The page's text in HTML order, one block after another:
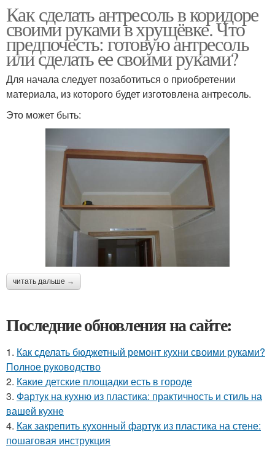
Как сделать антресоль в коридоре
своими руками в хрущёвке. Что
предпочесть: готовую антресоль
или сделать ее своими руками?
Для начала следует позаботиться о приобретении
материала, из которого будет изготовлена антресоль.
Это может быть:
читать дальше →
Последние обновления на сайте:
1. Как сделать бюджетный ремонт кухни своими руками?
Полное руководство
2. Какие детские площадки есть в городе
3. Фартук на кухню из пластика: практичность и стиль на
вашей кухне
4. Как закрепить кухонный фартук из пластика на стене:
пошаговая инструкция